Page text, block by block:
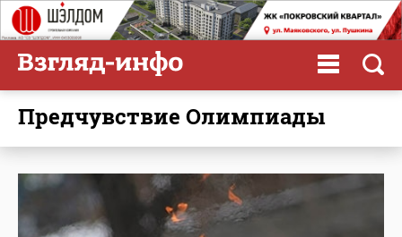
Предчувствие Олимпиады